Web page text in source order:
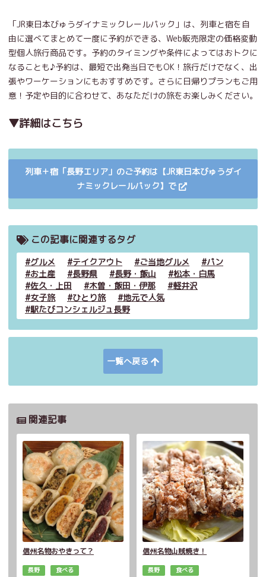
「JR東日本びゅうダイナミックレールパック」は、列車と宿を自
由に選べてまとめて一度に予約ができる、Web販売限定の価格変動
型個人旅行商品です。予約のタイミングや条件によってはおトクに
なることも♪予約は、最短で出発当日でもOK！旅行だけでなく、出
張やワーケーションにもおすすめです。さらに日帰りプランもご用
意！予定や目的に合わせて、あなただけの旅をお楽しみください。
▼詳細はこちら
列車＋宿「長野エリア」のご予約は【JR東日本びゅうダイ
ナミックレールパック】で
この記事に関連するタグ
グルメ テイクアウト ご当地グルメ
パン
お土産
長野県 長野・飯山
松本・白馬
佐久・上田
木曽・飯田・伊那
軽井沢
女子旅
ひとり旅
地元で人気
駅たびコンシェルジュ長野
一覧へ戻る
関連記事
信州名物おやきって？
長野 食べる
信州名物山賊焼き！
長野 食べる